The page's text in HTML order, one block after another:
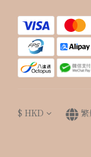
$ HKD